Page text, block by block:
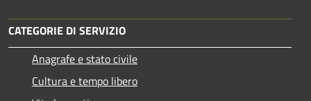
CATEGORIE DI SERVIZIO
Anagrafe e stato civile
Cultura e tempo libero